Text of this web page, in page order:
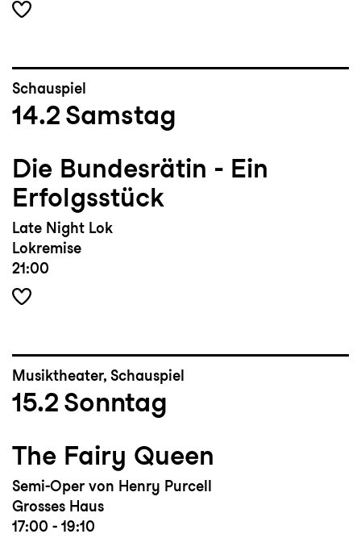
Schauspiel
14.2 Samstag
Die Bundesrätin - Ein
Erfolgsstück
Late Night Lok
Lokremise
21:00
Musiktheater, Schauspiel
15.2 Sonntag
The Fairy Queen
Semi-Oper von Henry Purcell
Grosses Haus
17:00 - 19:10